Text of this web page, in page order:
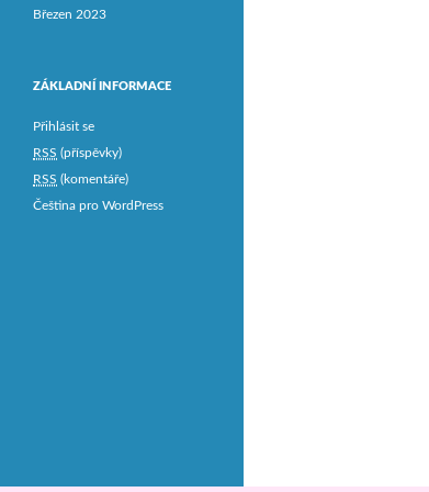
Březen 2023
ZÁKLADNÍ INFORMACE
Přihlásit se
RSS (příspěvky)
RSS (komentáře)
Čeština pro WordPress